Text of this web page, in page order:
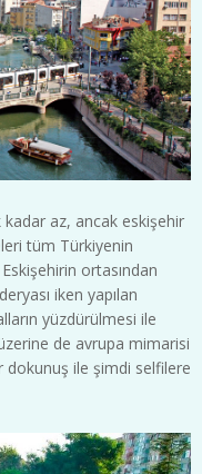
az, ancak eskişehir
tüm Türkiyenin
ortasından
iken yapılan
yüzdürülmesi ile
de avrupa mimarisi
dokunuş ile şimdi selfilere